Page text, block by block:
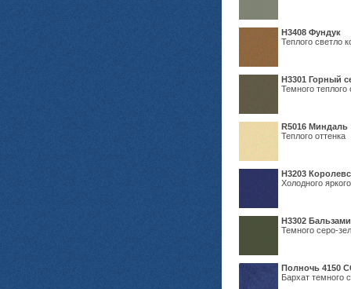
Н3408 Фундук
Теплого светло
Н3301 Горный
Темного теплого
R5016 Миндаль
Теплого оттенка
Н3203
Холодного
Н3302
Темного серо-
Полночь 4150
Бархат темного